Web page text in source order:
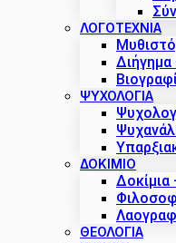
ΛΟΓΟΤΕΧΝΙΑ
ΨΥΧΟΛΟΓΙΑ
ΔΟΚΊΜΙΟ
ΘΕΟΛΟΓΙΑ